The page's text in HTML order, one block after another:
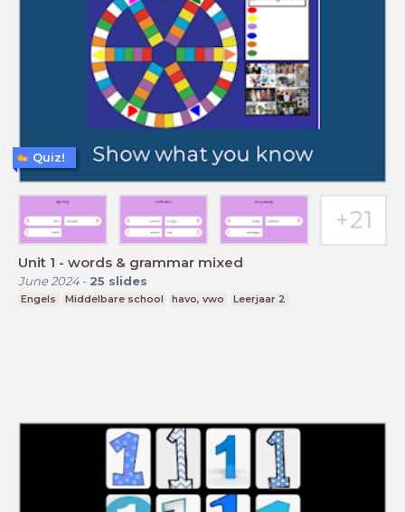
Unit 1 - words & grammar mixed
June 2024- 25 slides
Engels Middelbare school havo, vwo Leerjaar 2
Quiz!